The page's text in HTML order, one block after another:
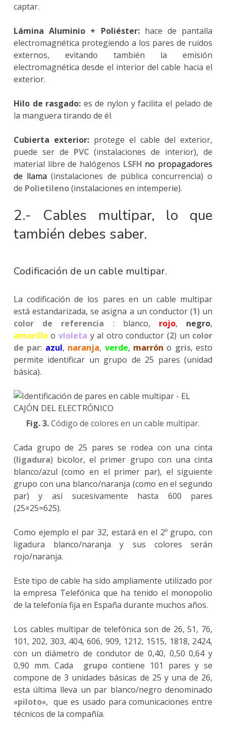
captar.
Lámina Aluminio + Poliéster:hace de pantalla
electromagnética protegiendo a los pares de ruidos
externos, evitando también la emisión
electromagnética desde el interior del cable hacia el
exterior.
Hilo de rasgado: es de nylon y facilita el pelado de
la manguera tirando de él.
Cubierta exterior:protege el cable del exterior,
puede ser de PVC (instalaciones de interior), de
material libre de halógenos LSFH no propagadores
de llama (instalaciones de pública concurrencia) o
de Polietileno(instalaciones en intemperie).
2.- Cables multipar, lo que
también debes saber.
Codificación de un cable multipar.
La codificación de los pares en un cable multipar
está estandarizada, se asigna a un conductor (1) un
color de referencia : blanco, rojo, negro,
amarillo ovioleta y al otro conductor (2) un color
de par: azul, naranja, verde, marrón o gris, esto
permite identificar un grupo de 25 pares (unidad
básica).
Fig. 3.Código de colores en un cable multipar.
Cada grupo de 25 pares se rodea con una cinta
(ligadura) bicolor, el primer grupo con una cinta
blanco/azul (como en el primer par), el siguiente
grupo con una blanco/naranja (como en el segundo
par) y así sucesivamente hasta 600 pares
(25×25=625).
Como ejemplo el par 32, estará en el 2º grupo, con
ligadura blanco/naranja y sus colores serán
rojo/naranja.
Este tipo de cable ha sido ampliamente utilizado por
la empresa Telefónica que ha tenido el monopolio
de la telefonía fija en España durante muchos años.
Los cables multipar de telefónica son de 26, 51, 76,
101, 202, 303, 404, 606, 909, 1212, 1515, 1818, 2424,
con un diámetro de condutor de 0,40, 0,50 0,64 y
0,90 mm. Cada grupocontiene 101 pares y se
compone de 3 unidades básicas de 25 y una de 26,
esta última lleva un par blanco/negro denominado
«piloto«, que es usado para comunicaciones entre
técnicos de la compañía.